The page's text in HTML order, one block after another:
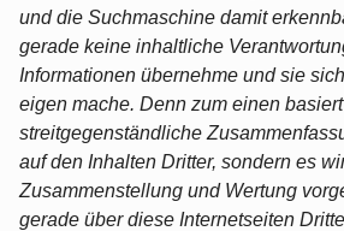
und die Suchmaschine damit
gerade keine inhaltliche
Informationen übernehme und sie
eigen mache. Denn zum einen
streitgegenständliche
auf den Inhalten Dritter, sondern es
Zusammenstellung und Wertung
gerade über diese Internetseiten